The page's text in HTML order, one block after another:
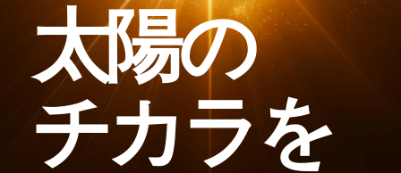
太陽の
チカラを